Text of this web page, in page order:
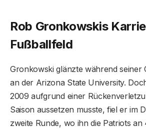
Rob Gronkowskis
Fußballfeld
Gronkowski glänzte während seiner
an der Arizona State University.
2009 aufgrund einer
Saison aussetzen musste, fiel er im
zweite Runde, wo ihn die Patriots an